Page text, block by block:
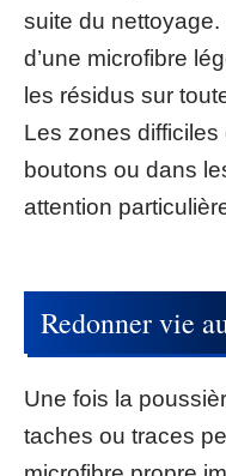
suite du
d’une microfibre
les résidus sur
Les zones difficiles
boutons ou dans
attention
Redonner vie
Une fois la
taches ou traces